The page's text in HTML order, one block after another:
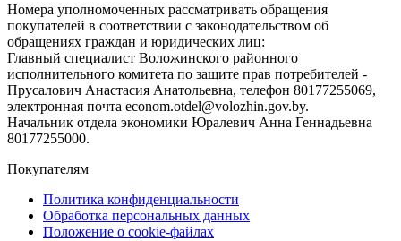
Номера уполномоченных рассматривать обращения
покупателей в соответствии с законодательством об
обращениях граждан и юридических лиц:
Главный специалист Воложинского районного
исполнительного комитета по защите прав потребителей -
Прусалович Анастасия Анатольевна, телефон 80177255069,
электронная почта econom.otdel@volozhin.gov.by.
Начальник отдела экономики Юралевич Анна Геннадьевна
80177255000.
Покупателям
Политика конфиденциальности
Обработка персональных данных
Положение о cookie-файлах